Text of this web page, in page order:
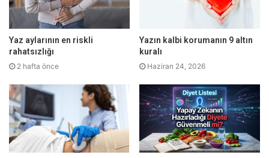
Yaz aylarının en riskli
rahatsızlığı
2 hafta önce
Yazın kalbi korumanın 9 altın
kuralı
Haziran 24, 2026